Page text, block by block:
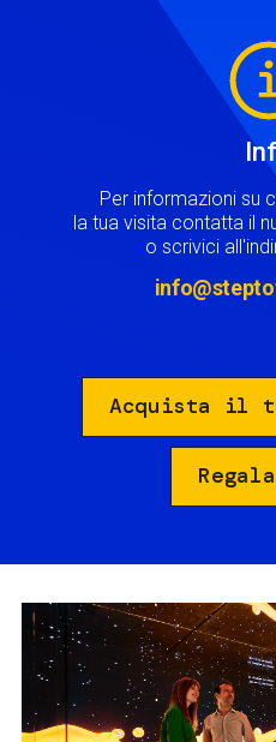
Per informazioni su
la tua visita contatta il
o scrivici
Acquista il